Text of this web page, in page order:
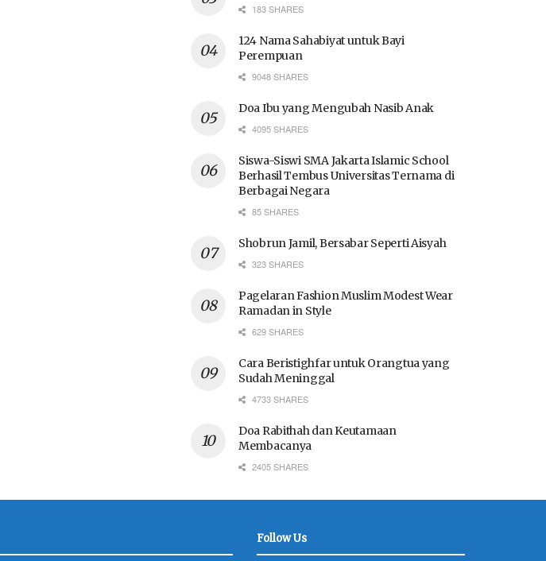
183 SHARES
124 Nama Sahabiyat untuk Bayi
Perempuan
9048 SHARES
Doa Ibu yang Mengubah Nasib Anak
4095 SHARES
Siswa-Siswi SMA Jakarta Islamic School
Berhasil Tembus Universitas Ternama di
Berbagai Negara
85 SHARES
Shobrun Jamil, Bersabar Seperti Aisyah
323 SHARES
Pagelaran Fashion Muslim Modest Wear
Ramadan in Style
629 SHARES
Cara Beristighfar untuk Orangtua yang
Sudah Meninggal
4733 SHARES
Doa Rabithah dan Keutamaan
Membacanya
2405 SHARES
Follow Us